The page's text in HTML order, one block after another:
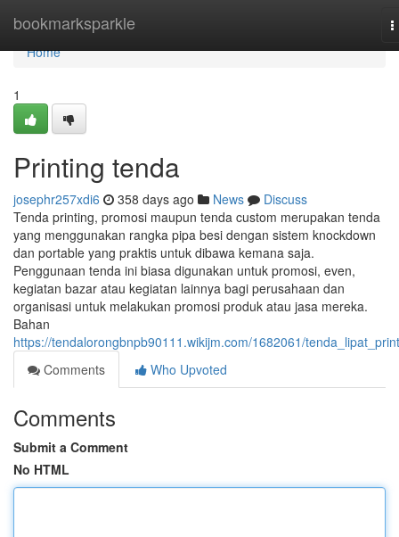
bookmarksparkle
Home
Home
1
Printing tenda
josephr257xdi6 358 days ago News
Discuss
Tenda printing, promosi maupun tenda custom merupakan tenda
yang menggunakan rangka pipa besi dengan sistem knockdown
dan portable yang praktis untuk dibawa kemana saja.
Penggunaan tenda ini biasa digunakan untuk promosi, even,
kegiatan bazar atau kegiatan lainnya bagi perusahaan dan
organisasi untuk melakukan promosi produk atau jasa mereka.
Bahan
https://tendalorongbnpb90111.wikijm.com/1682061/
Comments
Who Upvoted
Comments
Submit a Comment
No HTML